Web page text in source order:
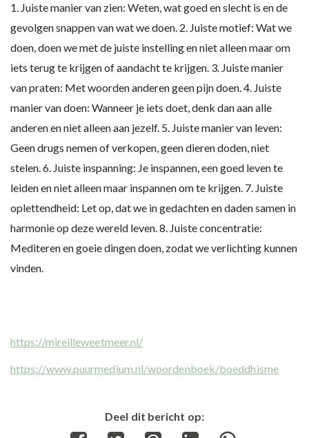
1. Juiste manier van zien: Weten, wat goed en slecht is en de
gevolgen snappen van wat we doen. 2. Juiste motief: Wat we
doen, doen we met de juiste instelling en niet alleen maar om
iets terug te krijgen of aandacht te krijgen. 3. Juiste manier
van praten: Met woorden anderen geen pijn doen. 4. Juiste
manier van doen: Wanneer je iets doet, denk dan aan alle
anderen en niet alleen aan jezelf. 5. Juiste manier van leven:
Geen drugs nemen of verkopen, geen dieren doden, niet
stelen. 6. Juiste inspanning: Je inspannen, een goed leven te
leiden en niet alleen maar inspannen om te krijgen. 7. Juiste
oplettendheid: Let op, dat we in gedachten en daden samen in
harmonie op deze wereld leven. 8. Juiste concentratie:
Mediteren en goeie dingen doen, zodat we verlichting kunnen
vinden.
https://mireilleweetmeer.nl/
https://www.puurmedium.nl/woordenboek/boeddhisme
Deel dit bericht op: